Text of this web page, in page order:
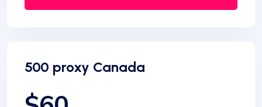
500 proxy Canada